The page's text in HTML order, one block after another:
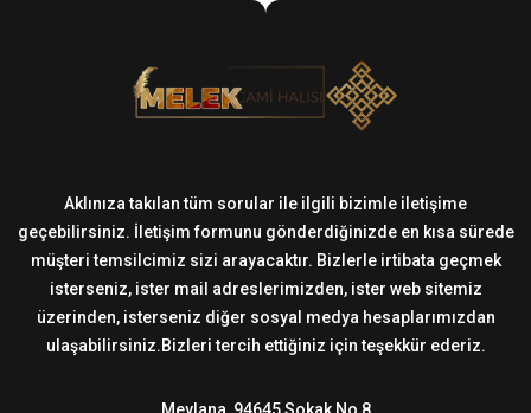
Aklınıza takılan tüm sorular ile ilgili bizimle iletişime
geçebilirsiniz. İletişim formunu gönderdiğinizde en kısa sürede
müşteri temsilcimiz sizi arayacaktır. Bizlerle irtibata geçmek
isterseniz, ister mail adreslerimizden, ister web sitemiz
üzerinden, isterseniz diğer sosyal medya hesaplarımızdan
ulaşabilirsiniz.Bizleri tercih ettiğiniz için teşekkür ederiz.